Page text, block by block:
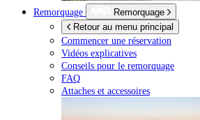
Remorquage
Remorquage
Retour au menu principal
Commencer une réservation
Vidéos explicatives
Conseils pour le remorquage
FAQ
Attaches et accessoires